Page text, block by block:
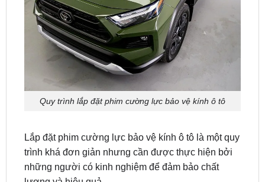
Quy trình lắp đặt phim cường lực bảo vệ kính ô tô
Lắp đặt phim cường lực bảo vệ kính ô tô là một quy
những người có kinh nghiệm để đảm bảo chất
lượng và hiệu quả.
Chuẩn bị trước khi lắp đặt